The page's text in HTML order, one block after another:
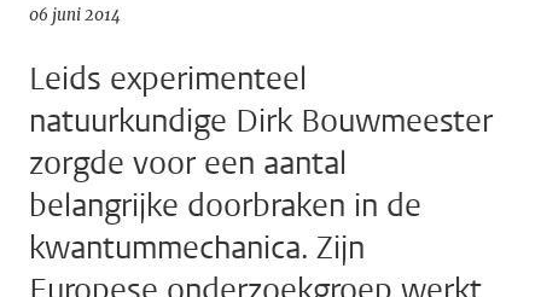
06 juni 2014
Leids experimenteel
natuurkundige Dirk Bouwmeester
zorgde voor een aantal
belangrijke doorbraken in de
kwantummechanica. Zijn